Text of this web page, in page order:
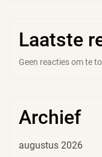
Laatste
Geen reacties om te
Archief
augustus 2026